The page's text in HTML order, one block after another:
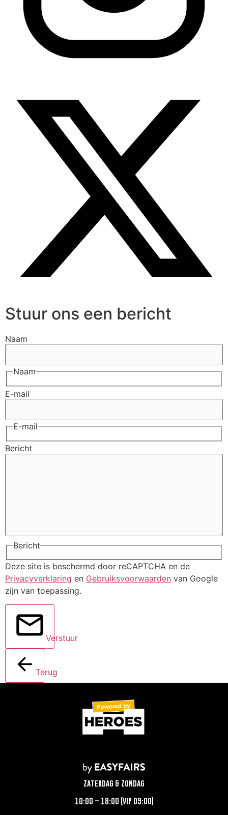
Stuur ons een bericht
Naam
Naam
E-mail
E-mail
Bericht
Bericht
Deze site is beschermd door reCAPTCHA en de
Privacyverklaring en Gebruiksvoorwaarden van Google
zijn van toepassing.
Verstuur
Terug
Zaterdag & Zondag
10:00 – 18:00 (VIP 09:00)